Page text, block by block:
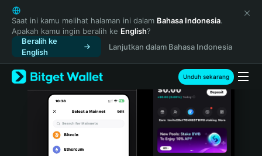
English
日本語
Tiếng Việt
Русский
Español (Latinoamérica)
Türkçe
Italiano
Saat ini kamu melihat halaman ini dalam Bahasa Indonesia.
Apakah kamu ingin beralih ke English?
Beralih ke
English
Lanjutkan dalam Bahasa Indonesia
Unduh sekarang